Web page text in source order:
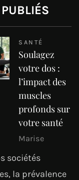
SANTÉ
Soulagez
votre dos :
l’impact des
muscles
profonds sur
votre santé
Marise
sociétés
la prévalence